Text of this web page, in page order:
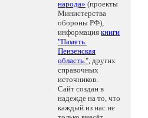
народа» (проекты
Министерства
обороны РФ),
информация книги
"Память.
Пензенская
область.", других
справочных
источников.
Сайт создан в
надежде на то, что
каждый из нас не